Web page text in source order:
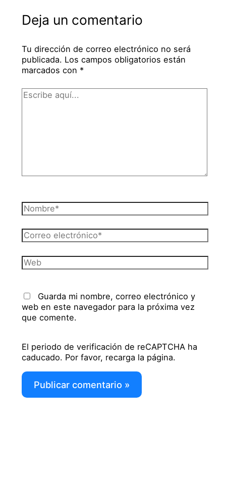
Deja un comentario
Tu dirección de correo electrónico no será
publicada. Los campos obligatorios están
marcados con *
Escribe
Nombre*
Correo
electrónico*
Web
Guarda mi nombre, correo electrónico y
web en este navegador para la próxima vez
que comente.
El periodo de verificación de reCAPTCHA ha
caducado. Por favor, recarga la página.